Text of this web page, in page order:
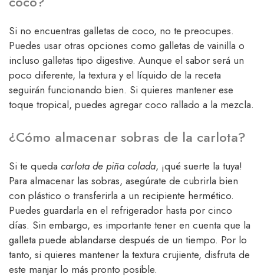
Si no encuentras galletas de coco, no te preocupes.
Puedes usar otras opciones como galletas de vainilla o
incluso galletas tipo digestive. Aunque el sabor será un
poco diferente, la textura y el líquido de la receta
seguirán funcionando bien. Si quieres mantener ese
toque tropical, puedes agregar coco rallado a la mezcla.
¿Cómo almacenar sobras de la carlota?
Si te queda carlota de piña colada, ¡qué suerte la tuya!
Para almacenar las sobras, asegúrate de cubrirla bien
con plástico o transferirla a un recipiente hermético.
Puedes guardarla en el refrigerador hasta por cinco
días. Sin embargo, es importante tener en cuenta que la
galleta puede ablandarse después de un tiempo. Por lo
tanto, si quieres mantener la textura crujiente, disfruta de
este manjar lo más pronto posible.